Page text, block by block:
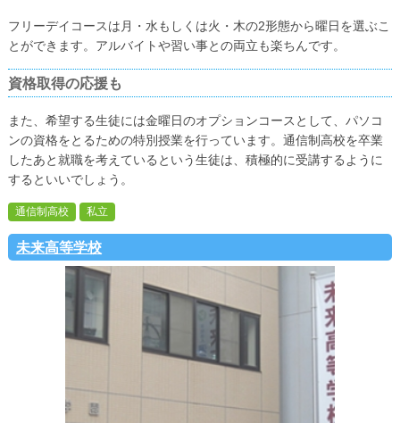
フリーデイコースは月・水もしくは火・木の2形態から曜日を選ぶこ
とができます。アルバイトや習い事との両立も楽ちんです。
資格取得の応援も
また、希望する生徒には金曜日のオプションコースとして、パソコ
ンの資格をとるための特別授業を行っています。通信制高校を卒業
したあと就職を考えているという生徒は、積極的に受講するように
するといいでしょう。
未来高等学校
通信制高校 私立